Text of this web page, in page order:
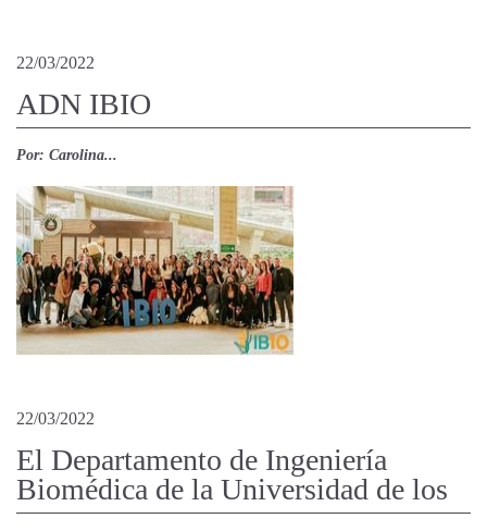
22/03/2022
ADN IBIO
Por: Carolina...
22/03/2022
El Departamento de Ingeniería
Biomédica de la Universidad de los